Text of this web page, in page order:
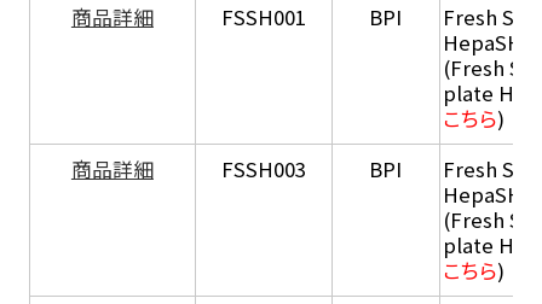
商品詳細 FSSH001 BPI
Fresh
HepaSH®
(Fresh
plate
こちら)
商品詳細
FSSH003 BPI
Fresh
HepaSH®
(Fresh
plate
こちら)